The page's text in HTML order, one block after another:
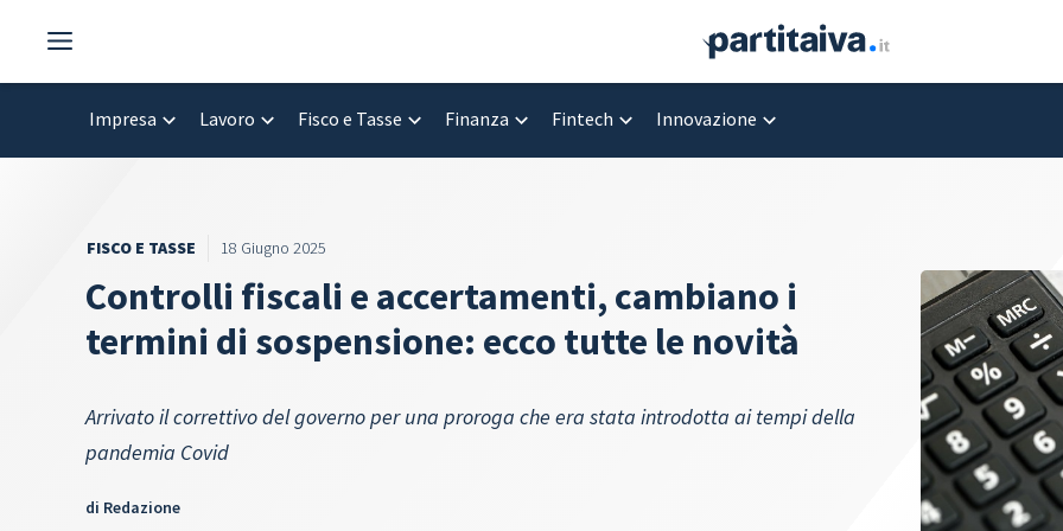
contenuto
Impresa Lavoro Fisco e Tasse Finanza Fintech Innovazione
FISCO E TASSE 18 Giugno 2025
Controlli fiscali e accertamenti, cambiano i
termini di sospensione: ecco tutte le novità
Arrivato il correttivo del governo per una proroga che era stata introdotta ai tempi della
pandemia Covid
di Redazione